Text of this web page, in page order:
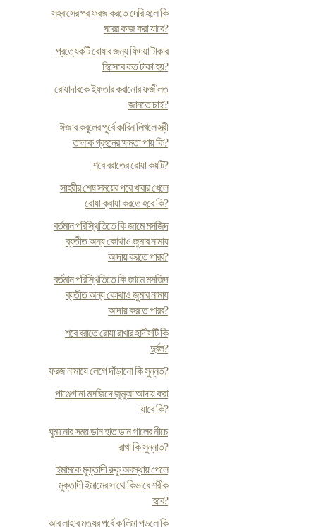
সহবাসের পর ফরজ করতে দেরি হলে কি
ঘরের কাজ করা যাবে?
প্রত্যেকটি রোযার জন্য ফিদয়া টাকার
হিসেবে কত টাকা হয়?
রোযাদারকে ইফতার করানোর ফজীলত
জানতে চাই?
ঈজাব কবূলের পূর্বে কাবিন লিখলে স্ত্রী
তালাক গ্রহনের ক্ষমতা পায় কি?
শবে বরাতের রোযা কয়টি?
সাহরীর শেষ সময়ের পরে খাবার খেলে
রোযা ক্বাযা করতে হবে কি?
বর্তমান পরিস্থিতিতে কি জামে মসজিদ
ব্যতীত অন্য কোথাও জুমার নামায
আদায় করতে পারব?
বর্তমান পরিস্থিতিতে কি জামে মসজিদ
ব্যতীত অন্য কোথাও জুমার নামায
আদায় করতে পারব?
শবে বরাতে রোযা রাখার হাদীসটি কি
দুর্বল?
ফরজ নামাযে লেগে দাঁড়ানো কি সুন্নত?
পাঞ্জেগানা মসজিদে জুমুআ আদায় করা
যাবে কি?
ঘুমানোর সময় ডান হাত ডান গালের নীচে
রাখা কি সুন্নাত?
ইমামকে মুক্তাদী রুকু অবস্থায় পেলে
মুক্তাদী ইমামের সাথে কিভাবে শরীক
হবে?
আবু লাহাব মৃত্যুর পূর্বে কালিমা পড়লে কি